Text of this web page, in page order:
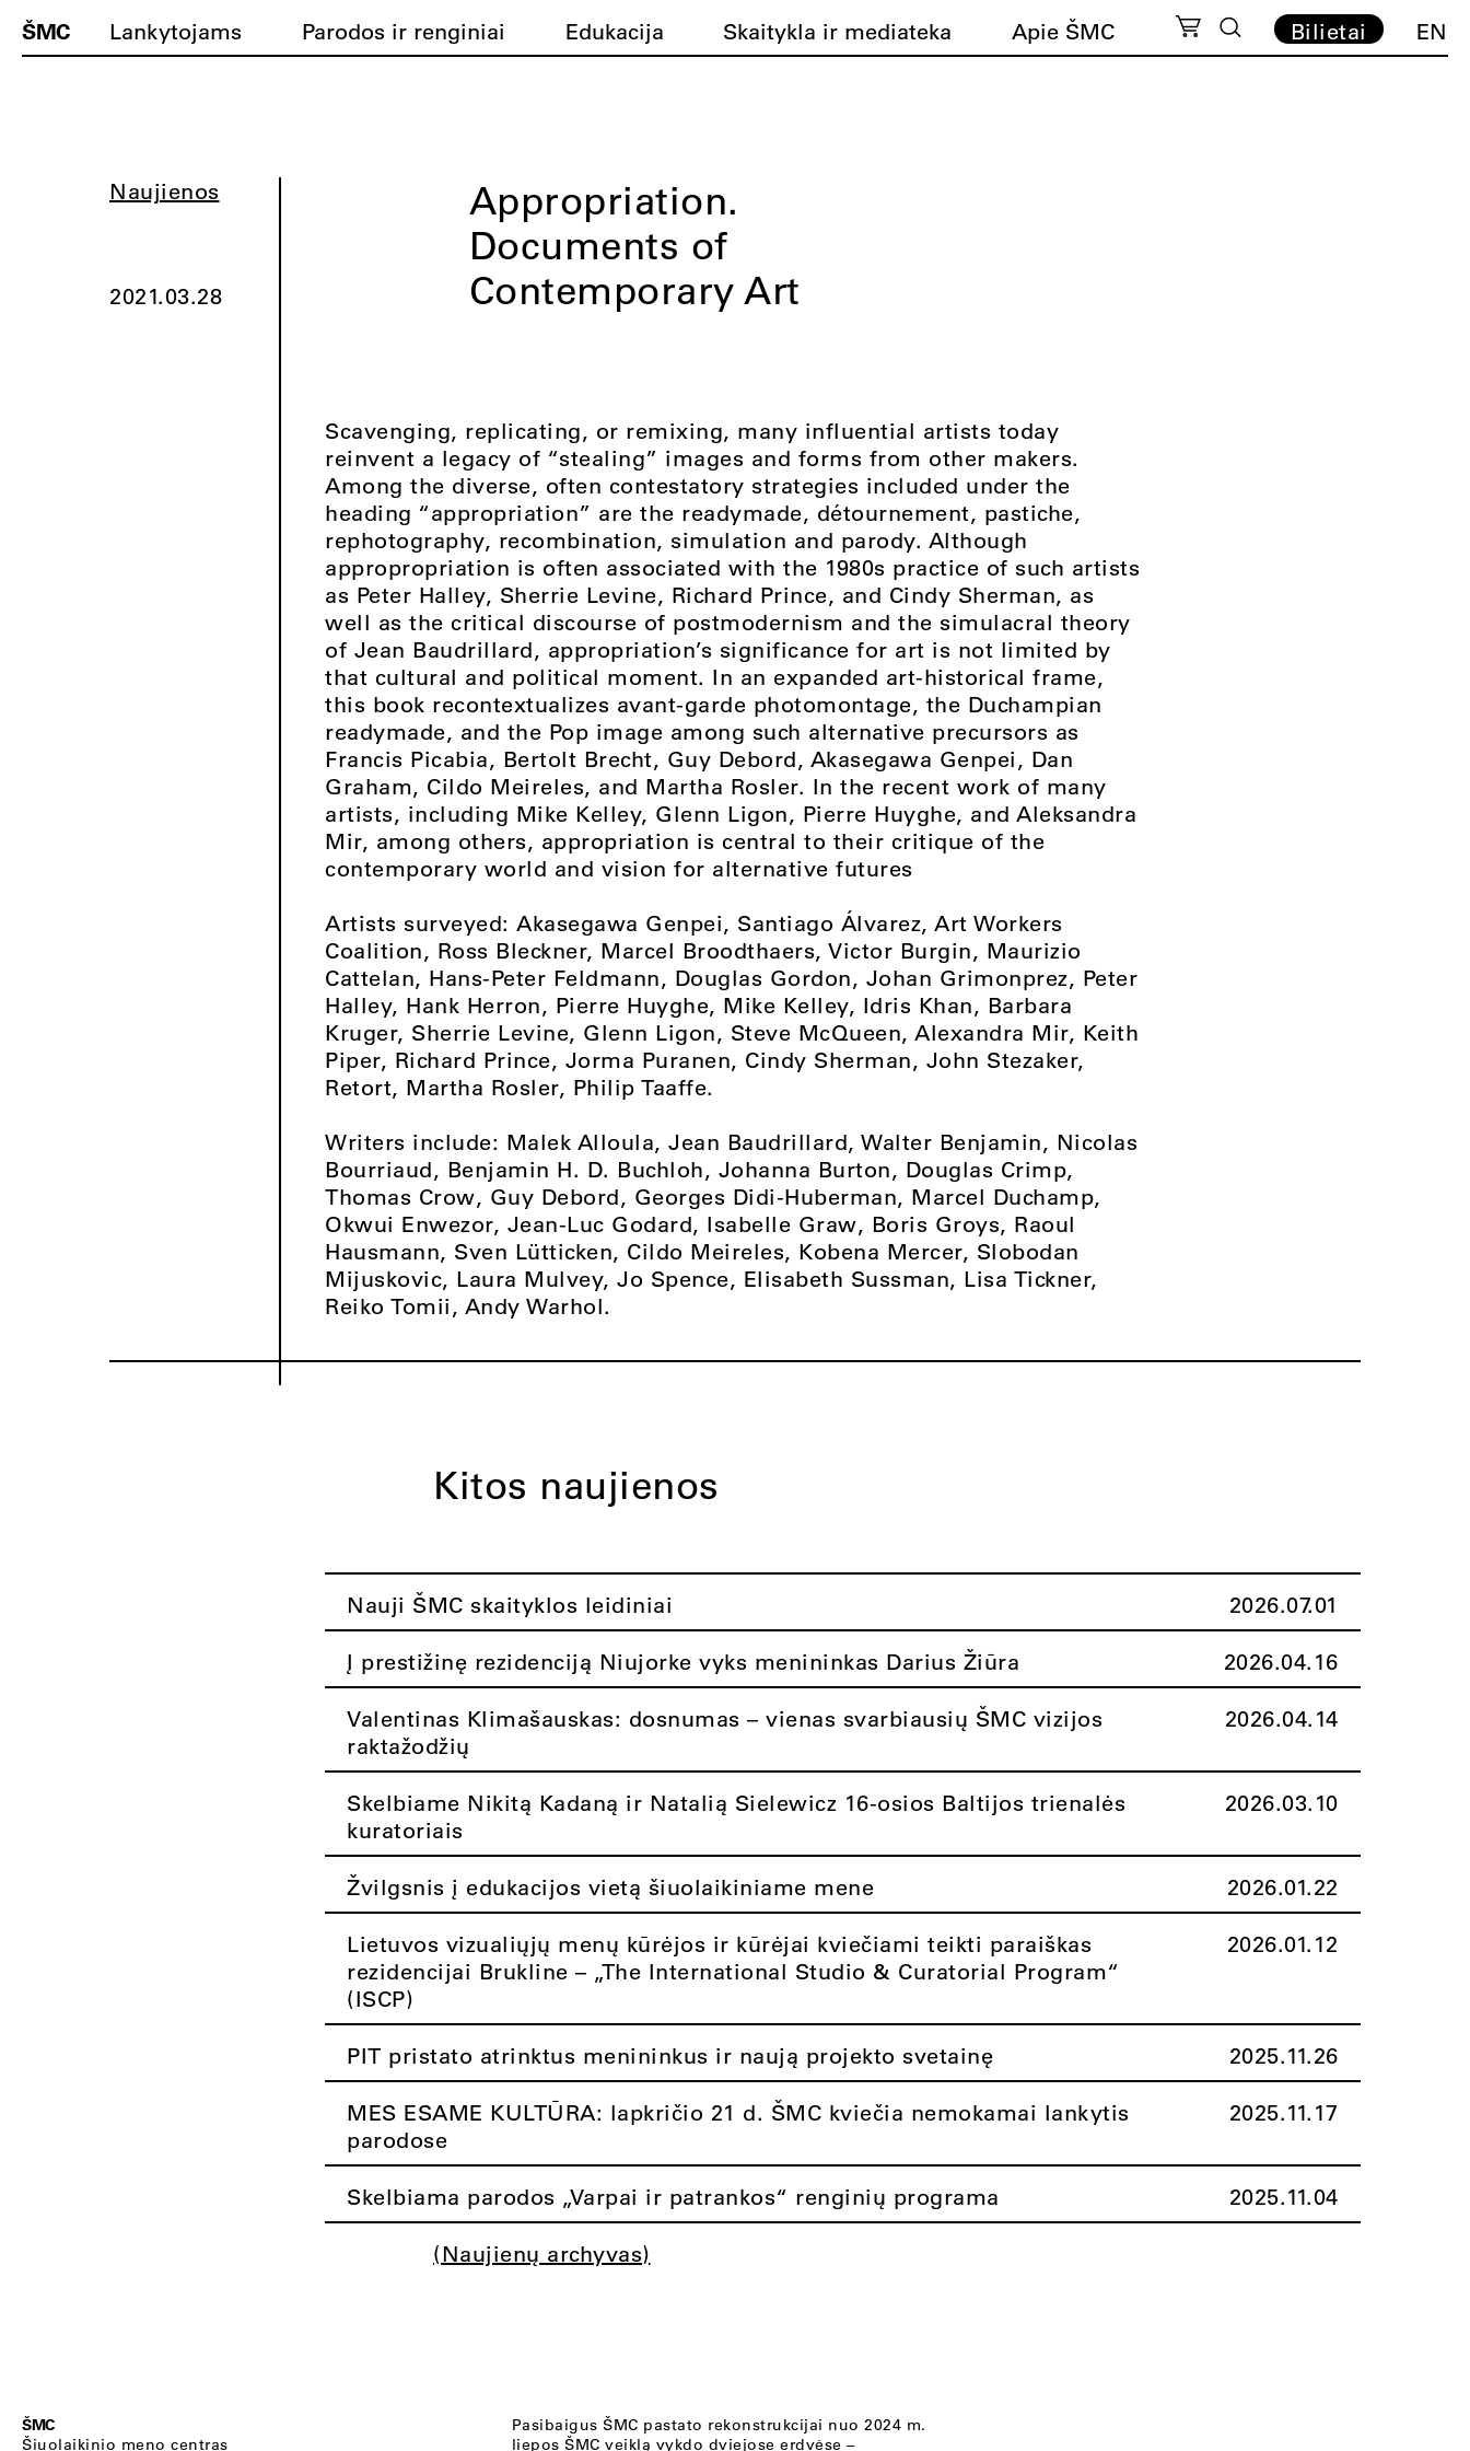
ŠMC Lankytojams Parodos ir renginiai Edukacija Skaitykla ir mediateka Apie ŠMC Bilietai EN
Naujienos
2021.03.28
Appropriation.
Documents of
Contemporary Art
Scavenging, replicating, or remixing, many influential artists today
reinvent a legacy of “stealing” images and forms from other makers.
Among the diverse, often contestatory strategies included under the
heading “appropriation” are the readymade, détournement, pastiche,
rephotography, recombination, simulation and parody. Although
appropropriation is often associated with the 1980s practice of such artists
as Peter Halley, Sherrie Levine, Richard Prince, and Cindy Sherman, as
well as the critical discourse of postmodernism and the simulacral theory
of Jean Baudrillard, appropriation’s significance for art is not limited by
that cultural and political moment. In an expanded art-historical frame,
this book recontextualizes avant-garde photomontage, the Duchampian
readymade, and the Pop image among such alternative precursors as
Francis Picabia, Bertolt Brecht, Guy Debord, Akasegawa Genpei, Dan
Graham, Cildo Meireles, and Martha Rosler. In the recent work of many
artists, including Mike Kelley, Glenn Ligon, Pierre Huyghe, and Aleksandra
Mir, among others, appropriation is central to their critique of the
contemporary world and vision for alternative futures
Artists surveyed: Akasegawa Genpei, Santiago Álvarez, Art Workers
Coalition, Ross Bleckner, Marcel Broodthaers, Victor Burgin, Maurizio
Cattelan, Hans-Peter Feldmann, Douglas Gordon, Johan Grimonprez, Peter
Halley, Hank Herron, Pierre Huyghe, Mike Kelley, Idris Khan, Barbara
Kruger, Sherrie Levine, Glenn Ligon, Steve McQueen, Alexandra Mir, Keith
Piper, Richard Prince, Jorma Puranen, Cindy Sherman, John Stezaker,
Retort, Martha Rosler, Philip Taaffe.
Writers include: Malek Alloula, Jean Baudrillard, Walter Benjamin, Nicolas
Bourriaud, Benjamin H. D. Buchloh, Johanna Burton, Douglas Crimp,
Thomas Crow, Guy Debord, Georges Didi-Huberman, Marcel Duchamp,
Okwui Enwezor, Jean-Luc Godard, Isabelle Graw, Boris Groys, Raoul
Hausmann, Sven Lütticken, Cildo Meireles, Kobena Mercer, Slobodan
Mijuskovic, Laura Mulvey, Jo Spence, Elisabeth Sussman, Lisa Tickner,
Reiko Tomii, Andy Warhol.
Kitos naujienos
Nauji ŠMC skaityklos leidiniai 2026.07.01
Į prestižinę rezidenciją Niujorke vyks menininkas Darius Žiūra 2026.04.16
Valentinas Klimašauskas: dosnumas – vienas svarbiausių ŠMC vizijos
raktažodžių
2026.04.14
Skelbiame Nikitą Kadaną ir Natalią Sielewicz 16-osios Baltijos trienalės
kuratoriais
2026.03.10
Žvilgsnis į edukacijos vietą šiuolaikiniame mene 2026.01.22
Lietuvos vizualiųjų menų kūrėjos ir kūrėjai kviečiami teikti paraiškas
rezidencijai Brukline – „The International Studio & Curatorial Program“
(ISCP)
2026.01.12
PIT pristato atrinktus menininkus ir naują projekto svetainę 2025.11.26
MES ESAME KULTŪRA: lapkričio 21 d. ŠMC kviečia nemokamai lankytis
parodose
2025.11.17
Skelbiama parodos „Varpai ir patrankos“ renginių programa 2025.11.04
(Naujienų archyvas)
ŠMC
Šiuolaikinio meno centras
Pasibaigus ŠMC pastato rekonstrukcijai nuo 2024 m.
liepos ŠMC veiklą vykdo dviejose erdvėse –